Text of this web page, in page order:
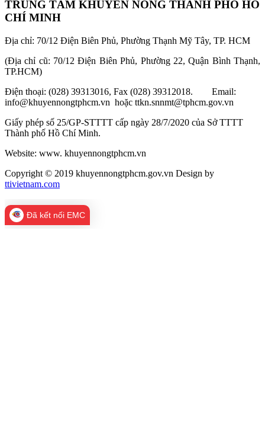
TRUNG TÂM KHUYẾN NÔNG THÀNH PHỐ HỒ
CHÍ MINH
Địa chỉ: 70/12 Điện Biên Phủ, Phường Thạnh Mỹ Tây, TP. HCM
(Địa chỉ cũ: 70/12 Điện Biên Phủ, Phường 22, Quận Bình Thạnh,
TP.HCM)
Điện thoại: (028) 39313016, Fax (028) 39312018. Email:
info@khuyennongtphcm.vn hoặc ttkn.snnmt@tphcm.gov.vn
Giấy phép số 25/GP-STTTT cấp ngày 28/7/2020 của Sở TTTT
Thành phố Hồ Chí Minh.
Website: www. khuyennongtphcm.vn
Copyright © 2019 khuyennongtphcm.gov.vn Design by
ttivietnam.com
Đã kết nối EMC